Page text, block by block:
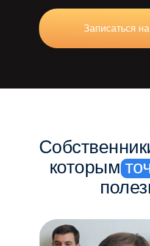
Записаться
которым